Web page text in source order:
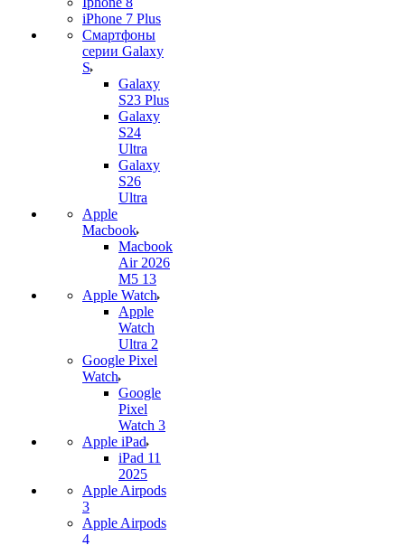
iPhone 7 Plus
Смартфоны
серии Galaxy
S
Galaxy
S23 Plus
Galaxy
S24
Ultra
Galaxy
S26
Ultra
Apple
Macbook
Macbook
Air 2026
M5 13
Apple Watch
Apple
Watch
Ultra 2
Google Pixel
Watch
Google
Pixel
Watch 3
Apple iPad
iPad 11
2025
Apple Airpods
3
Apple Airpods
4